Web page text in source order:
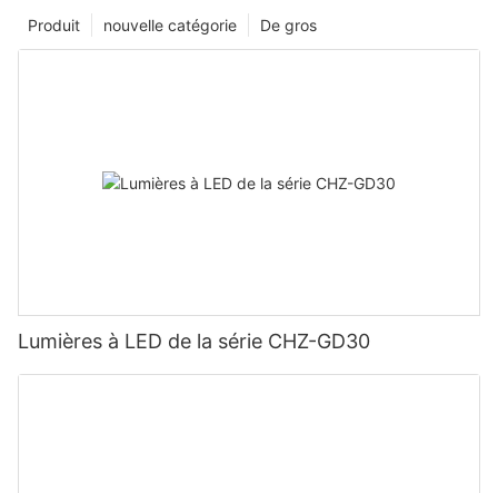
De gros
nouvelle catégorie
Produit
Lumières à LED de la série CHZ-GD30